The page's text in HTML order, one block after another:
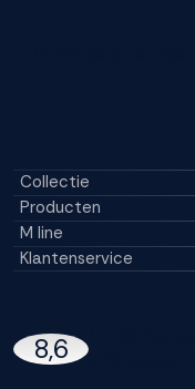
Collectie
Producten
M line
Klantenservice
8,6